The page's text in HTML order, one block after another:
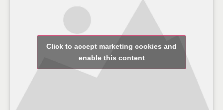
Click to accept marketing cookies and
enable this content